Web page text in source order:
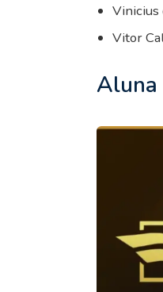
Vinicius
Vitor
Aluna